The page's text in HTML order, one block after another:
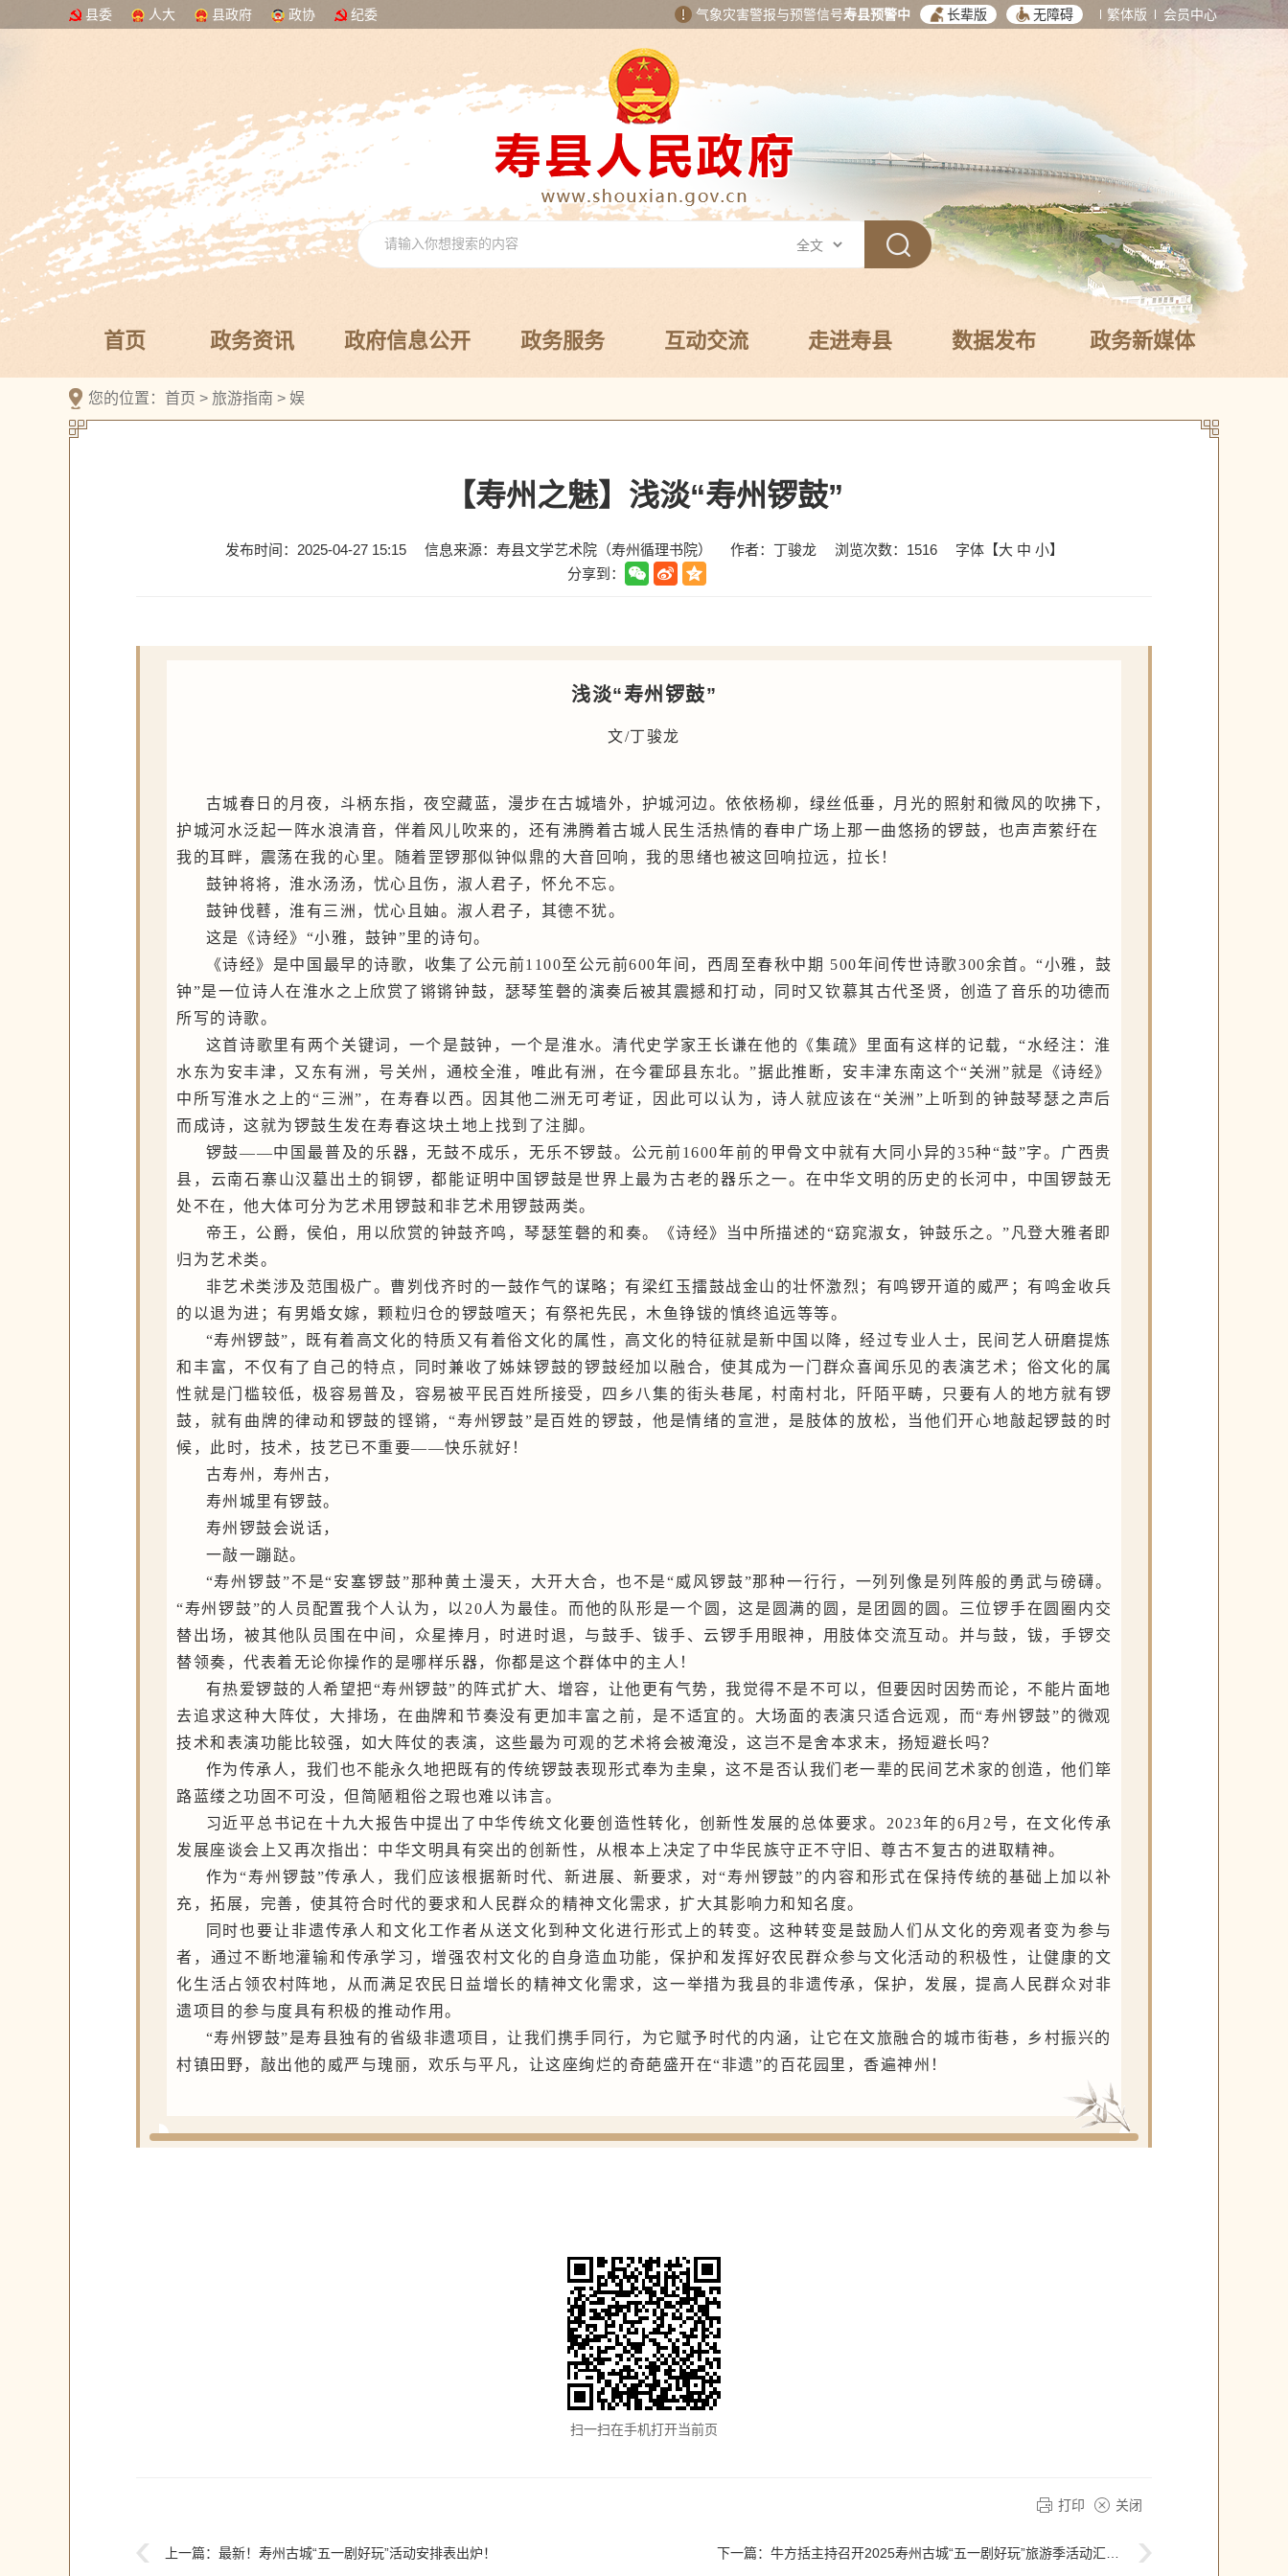
县委 人大 县政府 政协 纪委 气象灾害警报与预警信号寿县预警中 长辈版 无障碍 繁体版 会员中心
首页 政务资讯 政府信息公开 政务服务 互动交流 走进寿县 数据发布 政务新媒体
您的位置： 首页 > 旅游指南 > 娱
【寿州之魅】浅淡“寿州锣鼓”
发布时间：2025-04-27 15:15 信息来源：寿县文学艺术院（寿州循理书院） 作者：丁骏龙 浏览次数： 1516 字体【大 中 小】
分享到：
浅淡“寿州锣鼓”
文/丁骏龙
古城春日的月夜，斗柄东指，夜空藏蓝，漫步在古城墙外，护城河边。依依杨柳，绿丝低垂，月光的照射和微风的吹拂下，
护城河水泛起一阵水浪清音，伴着风儿吹来的，还有沸腾着古城人民生活热情的春申广场上那一曲悠扬的锣鼓，也声声萦纡在
我的耳畔，震荡在我的心里。随着罡锣那似钟似鼎的大音回响，我的思绪也被这回响拉远，拉长！
鼓钟将将，淮水汤汤，忧心且伤，淑人君子，怀允不忘。
鼓钟伐鼛，淮有三洲，忧心且妯。淑人君子，其德不犹。
这是《诗经》“小雅，鼓钟”里的诗句。
《诗经》是中国最早的诗歌，收集了公元前1100至公元前600年间，西周至春秋中期 500年间传世诗歌300余首。“小雅，鼓
钟”是一位诗人在淮水之上欣赏了锵锵钟鼓，瑟琴笙磬的演奏后被其震撼和打动，同时又钦慕其古代圣贤，创造了音乐的功德而
所写的诗歌。
这首诗歌里有两个关键词，一个是鼓钟，一个是淮水。清代史学家王长谦在他的《集疏》里面有这样的记载，“水经注：淮
水东为安丰津，又东有洲，号关州，通校全淮，唯此有洲，在今霍邱县东北。”据此推断，安丰津东南这个“关洲”就是《诗经》
中所写淮水之上的“三洲”，在寿春以西。因其他二洲无可考证，因此可以认为，诗人就应该在“关洲”上听到的钟鼓琴瑟之声后
而成诗，这就为锣鼓生发在寿春这块土地上找到了注脚。
锣鼓——中国最普及的乐器，无鼓不成乐，无乐不锣鼓。公元前1600年前的甲骨文中就有大同小异的35种“鼓”字。广西贵
县，云南石寨山汉墓出土的铜锣，都能证明中国锣鼓是世界上最为古老的器乐之一。在中华文明的历史的长河中，中国锣鼓无
处不在，他大体可分为艺术用锣鼓和非艺术用锣鼓两类。
帝王，公爵，侯伯，用以欣赏的钟鼓齐鸣，琴瑟笙磬的和奏。《诗经》当中所描述的“窈窕淑女，钟鼓乐之。”凡登大雅者即
归为艺术类。
非艺术类涉及范围极广。曹刿伐齐时的一鼓作气的谋略；有梁红玉擂鼓战金山的壮怀激烈；有鸣锣开道的威严；有鸣金收兵
的以退为进；有男婚女嫁，颗粒归仓的锣鼓喧天；有祭祀先民，木鱼铮钹的慎终追远等等。
“寿州锣鼓”，既有着高文化的特质又有着俗文化的属性，高文化的特征就是新中国以降，经过专业人士，民间艺人研磨提炼
和丰富，不仅有了自己的特点，同时兼收了姊妹锣鼓的锣鼓经加以 融合，使其成为一门群众喜闻乐见的表演艺术；俗文化的属
性就是门槛较低，极容易普及，容易被平民百姓所接受，四乡八集的街头巷尾，村南村北，阡陌平畴，只要有人的地方就有锣
鼓，就有曲牌的律动和锣鼓的铿锵，“寿州锣鼓”是百姓的锣鼓，他是情绪的宣泄，是肢体的放松，当他们开心地敲起锣鼓的时
候，此时，技术，技艺已不重要——快乐就好！
古寿州，寿州古，
寿州城里有锣鼓。
寿州锣鼓会说话，
一敲一蹦跶。
“寿州锣鼓”不是“安塞锣鼓”那种黄土漫天，大开大合，也不是“威风锣鼓”那种一行行，一列列像是列阵般的勇武与磅礴。
“寿州锣鼓”的人员配置我个人认为，以20人为最佳。而他的队形是一个圆，这是圆满的圆，是团圆的圆。三位锣手在圆圈内交
替出场，被其他队员围在中间，众星捧月，时进时退，与鼓手、钹手、云锣手用眼神，用肢体交流互动。并与鼓，钹，手锣交
替领奏，代表着无论你操作的是哪样乐器，你都是这个群体中的主人！
有热爱锣鼓的人希望把“寿州锣鼓”的阵式扩大、增容，让他更有气势，我觉得不是不可以，但要因时因势而论，不能片面地
去追求这种大阵仗，大排场，在曲牌和节奏没有更加丰富之前，是不适宜的。大场面的表演只适合远观，而“寿州锣鼓”的微观
技术和表演功能比较强，如大阵仗的表演，这些最为可观的艺术将会被淹没，这岂不是舍本求末，扬短避长吗？
作为传承人，我们也不能永久地把既有的传统锣鼓表现形式奉为圭臬，这不是否认我们老一辈的民间艺术家的创造，他们筚
路蓝缕之功固不可没，但简陋粗俗之瑕也难以讳言。
习近平总书记在十九大报告中提出了中华传统文化要创造性转化，创新性发展的总体要求。2023年的6月2号，在文化传承
发展座谈会上又再次指出：中华文明具有突出的创新性，从根本上决定了中华民族守正不守旧、尊古不复古的进取精神。
作为“寿州锣鼓”传承人，我们应该根据新时代、新进展、新要求，对“寿州锣鼓”的内容和形式在保持传统的基础上加以补
充，拓展，完善，使其符合时代的要求和人民群众的精神文化需求，扩大其影响力和知名度。
同时也要让非遗传承人和文化工作者从送文化到种文化进行形式上的转变。这种转变是鼓励人们从文化的旁观者变为参与
者，通过不断地灌输和传承学习，增强农村文化的自身造血功能，保护和发挥好农民群众参与文化活动的积极性，让健康的文
化生活占领农村阵地，从而满足农民日益增长的精神文化需求，这一举措为我县的非遗传承，保护，发展，提高人民群众对非
遗项目的参与度具有积极的推动作用。
“寿州锣鼓”是寿县独有的省级非遗项目，让我们携手同行，为它赋予时代的内涵，让它在文旅融合的城市街巷，乡村振兴的
村镇田野，敲出他的威严与瑰丽，欢乐与平凡，让这座绚烂的奇葩盛开在“非遗”的百花园里，香遍神州！
扫一扫在手机打开当前页
打印 关闭
上一篇： 最新！寿州古城“五一剧好玩”活动安排表出炉！ 下一篇： 牛方括主持召开2025寿州古城“五一剧好玩”旅游季活动汇报会